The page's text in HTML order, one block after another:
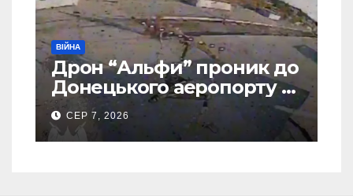
ВІЙНА
Дрон “Альфи” проник до
Донецького аеропорту та
спалив “Шахед” ще до
запуску
СЕР 7, 2026